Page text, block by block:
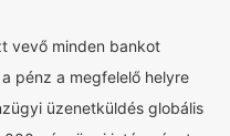
vevő minden bankot
pénz a megfelelő helyre
üzenetküldés globális